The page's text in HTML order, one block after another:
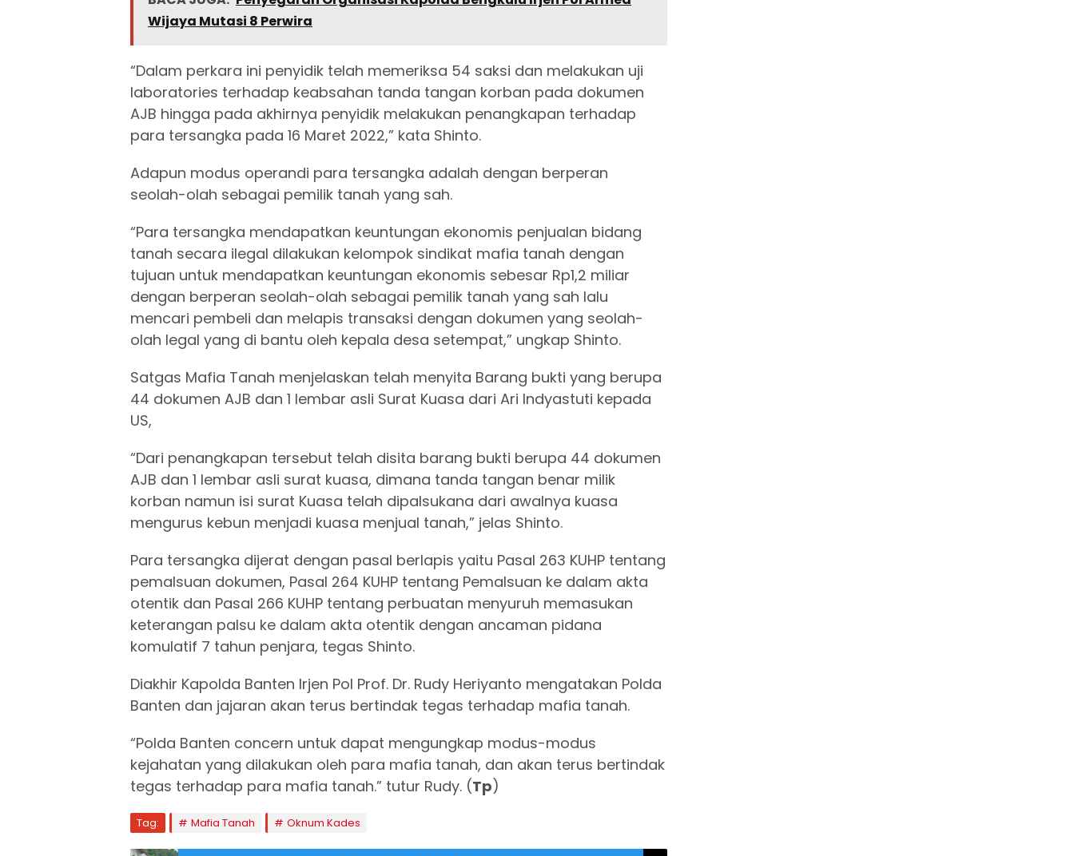
Wijaya Mutasi 8 Perwira
“Dalam perkara ini penyidik telah memeriksa 54 saksi dan melakukan uji
laboratories terhadap keabsahan tanda tangan korban pada dokumen
AJB hingga pada akhirnya penyidik melakukan penangkapan terhadap
para tersangka pada 16 Maret 2022,” kata Shinto.
Adapun modus operandi para tersangka adalah dengan berperan
seolah-olah sebagai pemilik tanah yang sah.
“Para tersangka mendapatkan keuntungan ekonomis penjualan bidang
tanah secara ilegal dilakukan kelompok sindikat mafia tanah dengan
tujuan untuk mendapatkan keuntungan ekonomis sebesar Rp1,2 miliar
dengan berperan seolah-olah sebagai pemilik tanah yang sah lalu
mencari pembeli dan melapis transaksi dengan dokumen yang seolah-
olah legal yang di bantu oleh kepala desa setempat,” ungkap Shinto.
Satgas Mafia Tanah menjelaskan telah menyita Barang bukti yang berupa
44 dokumen AJB dan 1 lembar asli Surat Kuasa dari Ari Indyastuti kepada
US,
“Dari penangkapan tersebut telah disita barang bukti berupa 44 dokumen
AJB dan 1 lembar asli surat kuasa, dimana tanda tangan benar milik
korban namun isi surat Kuasa telah dipalsukana dari awalnya kuasa
mengurus kebun menjadi kuasa menjual tanah,” jelas Shinto.
Para tersangka dijerat dengan pasal berlapis yaitu Pasal 263 KUHP tentang
pemalsuan dokumen, Pasal 264 KUHP tentang Pemalsuan ke dalam akta
otentik dan Pasal 266 KUHP tentang perbuatan menyuruh memasukan
keterangan palsu ke dalam akta otentik dengan ancaman pidana
komulatif 7 tahun penjara, tegas Shinto.
Diakhir Kapolda Banten Irjen Pol Prof. Dr. Rudy Heriyanto mengatakan Polda
Banten dan jajaran akan terus bertindak tegas terhadap mafia tanah.
“Polda Banten concern untuk dapat mengungkap modus-modus
kejahatan yang dilakukan oleh para mafia tanah, dan akan terus bertindak
tegas terhadap para mafia tanah.” tutur Rudy. (Tp)
Tag: Mafia Tanah Oknum Kades